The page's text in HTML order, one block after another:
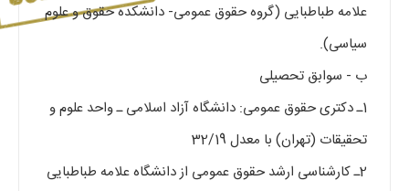
علامه طباطبایی (گروه حقوق عمومی- دانشکده حقوق و علوم
سیاسی).
ب - سوابق تحصیلی
1ـ دکتری حقوق عمومی: دانشگاه آزاد اسلامی ـ واحد علوم و
تحقیقات (تهران) با معدل 32/19
2ـ کارشناسی ارشد حقوق عمومی از دانشگاه علامه طباطبایی